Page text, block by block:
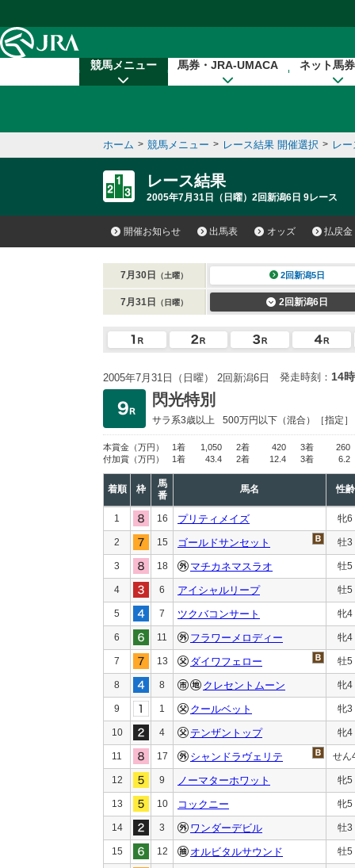
競馬メニュー 馬券・JRA-UMACA ネット馬
ホーム > 競馬メニュー > レース結果 開催選択 > レ
レース結果
2005年7月31日（日曜）2回新潟6日 9レース
開催お知らせ 出馬表 オッズ 払戻金
7月30日 （土曜） 2回新潟5日
7月31日 （日曜） 2回新潟6日
2005年7月31日（日曜） 2回新潟6日 発走時刻： 14
閃光特別
サラ系3歳以上 500万円以下 （混合）［指定］
本賞金 （万円） 1着 1,050 2着 420 3着
260
付加賞 （万円） 1着 43.4 2着 12.4 3着 6.2
着順 枠
馬
番
馬名 性齢
1 16 プリティメイズ 牝6
2 15 ゴールドサンセット 牡3
3 18 マチカネマスラオ 牡5
4 6 アイシャルリープ 牡5
5 7 ツクバコンサート 牝4
6 11 フラワーメロディー 牝4
7 13 ダイワフェロー 牡5
8 8 クレセントムーン 牝4
9 1 クールベット 牝3
10 4 テンザントップ 牝4
11 17 シャンドラヴェリテ せん
12 9 ノーマターホワット 牝5
13 10 コックニー 牝5
14 3 ワンダーデビル 牡3
15 12 オルビタルサウンド 牡5